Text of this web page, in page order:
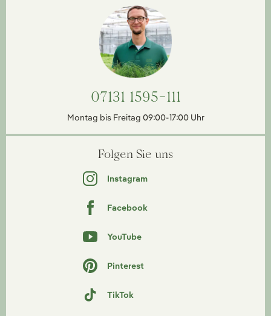
07131 1595-111
Montag bis Freitag 09:00-17:00 Uhr
Folgen Sie uns
Instagram
Facebook
YouTube
Pinterest
TikTok